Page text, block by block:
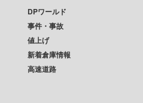
DPワールド
事件・事故
値上げ
新着倉庫情報
高速道路